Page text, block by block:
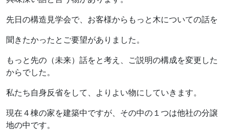
先日の構造見学会で、お客様からもっと木についての話を
聞きたかったとご要望がありました。
もっと先の（未来）話をと考え、ご説明の構成を変更した
からでした。
私たち自身反省をして、よりよい物にしていきます。
現在４棟の家を建築中ですが、その中の１つは他社の分譲
地の中です。